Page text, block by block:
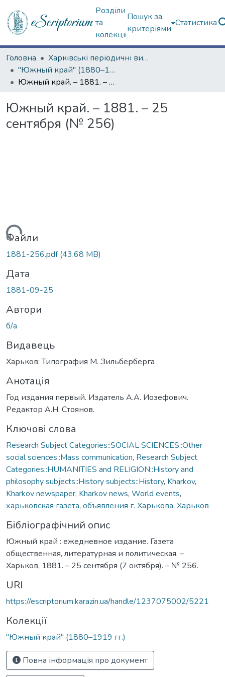
Розділи
та
колекції
Пошук за
критеріями
Статистика
Головна
Харківські періодичні видання
"Южный край" (1880–1919 гг.)
Южный край. – 1881. – 25 сентября (№ 256)
Южный край. – 1881. – 25
сентября (№ 256)
Файли
1881-256.pdf(43,68 MB)
Дата
1881-09-25
Автори
б/а
Видавець
Харьков: Типография М. Зильберберга
Анотація
Год издания первый. Издатель А.А. Иозефович.
Редактор А.Н. Стоянов.
Ключові слова
Research Subject Categories::SOCIAL SCIENCES::Other
social sciences::Mass communication, Research Subject
Categories::HUMANITIES and RELIGION::History and
philosophy subjects::History subjects::History, Kharkov,
Kharkov newspaper, Kharkov news, World events,
харьковская газета, объявления г. Харькова, Харьков
Бібліографічний опис
Южный край : ежедневное издание. Газета
общественная, литературная и политическая. –
Харьков, 1881. – 25 сентября (7 октября). – № 256.
URI
https://escriptorium.karazin.ua/handle/1237075002/5221
Колекції
"Южный край" (1880–1919 гг.)
Повна інформація про документ